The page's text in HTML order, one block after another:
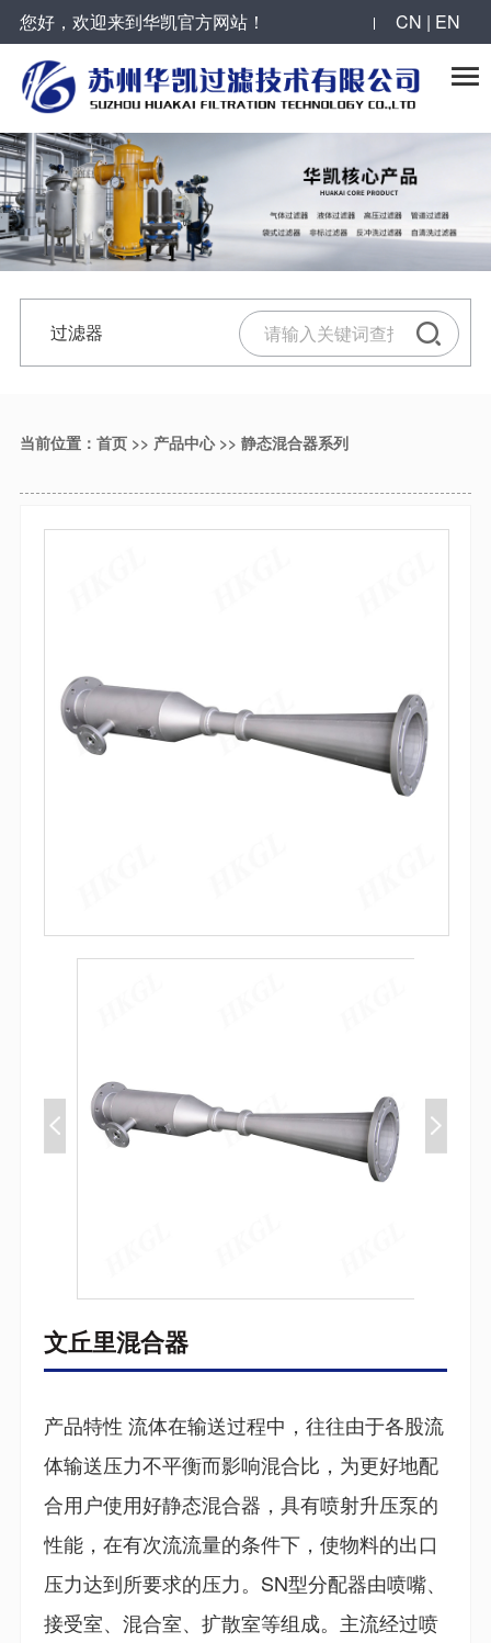
您好，欢迎来到华凯官方网站！ CN | EN

反冲洗过滤器系列
烛式过滤器
自清洗刷式过滤器
活性炭过滤器
微孔反冲洗精密过滤器
并联列管式反冲洗过滤器
全自动自清洗过滤器系列
叠片式过滤器
全自动Y型自清洗过滤器
大流量自清洗过滤器
吸吮式自清洗过滤器
自清洗过滤器
袋式过滤器系列
抱箍型单袋式过滤器
单袋式过滤器
顶入式单袋式过滤器
快速开关多袋式过滤器
碳钢衬胶过滤器
气体过滤器系列
大流量气体过滤器
压缩空气过滤器
气体过滤器
合作案例
工程案例
服务领域
合作伙伴
华凯动态
公司新闻
最新动态
过滤器技术
过滤器
当前位置： 首页>> 产品中心>> 静态混合器系列
文丘里混合器
产品特性 流体在输送过程中，往往由于各股流
体输送压力不平衡而影响混合比，为更好地配
合用户使用好静态混合器，具有喷射升压泵的
性能，在有次流流量的条件下，使物料的出口
压力达到所要求的压力。SN型分配器由喷嘴、
接受室、混合室、扩散室等组成。主流经过喷